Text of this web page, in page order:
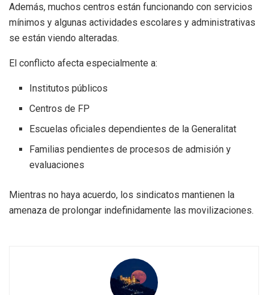
Además, muchos centros están funcionando con servicios
mínimos y algunas actividades escolares y administrativas
se están viendo alteradas.
El conflicto afecta especialmente a:
Institutos públicos
Centros de FP
Escuelas oficiales dependientes de la Generalitat
Familias pendientes de procesos de admisión y
evaluaciones
Mientras no haya acuerdo, los sindicatos mantienen la
amenaza de prolongar indefinidamente las movilizaciones.